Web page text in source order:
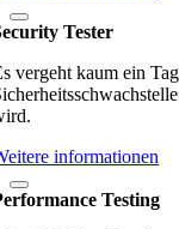
Tester
vergeht kaum ein
informationen
Testing